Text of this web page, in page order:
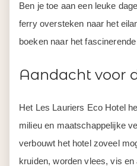
Ben je toe aan een leuke
ferry oversteken naar het
boeken naar het
Aandacht voor
Het Les Lauriers Eco Hotel
milieu en maatschappelijke
verbouwt het hotel zoveel
kruiden, worden vlees, vis